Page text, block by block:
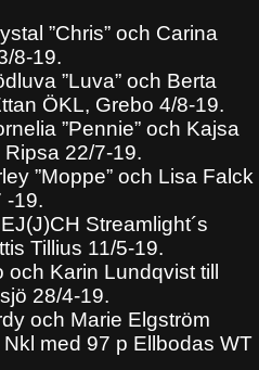
”Chris” och Carina
8-19.
”Luva” och Berta
ÖKL, Grebo 4/8-19.
”Pennie” och Kajsa
22/7-19.
”Moppe” och Lisa Falck
-19.
Streamlight´s
Tillius 11/5-19.
Karin Lundqvist till
28/4-19.
och Marie Elgström
med 97 p Ellbodas WT